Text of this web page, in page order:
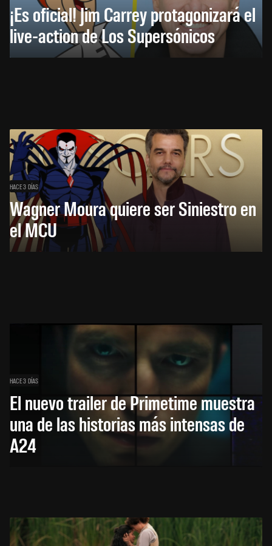
¡Es oficial! Jim Carrey protagonizará el
live-action de Los Supersónicos
HACE 3 DÍAS
Wagner Moura quiere ser Siniestro en
el MCU
HACE 3 DÍAS
El nuevo trailer de Primetime muestra
una de las historias más intensas de
A24